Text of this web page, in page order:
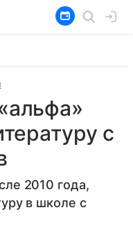
с
2010 года,
в школе с